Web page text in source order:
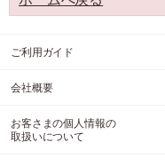
ご利用ガイド
会社概要
お客さまの個人情報の
取扱いについて